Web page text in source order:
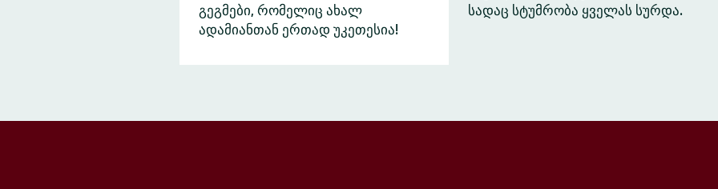
გეგმები, რომელიც ახალ
ადამიანთან ერთად უკეთესია!
სადაც სტუმრობა ყველას სურდა.